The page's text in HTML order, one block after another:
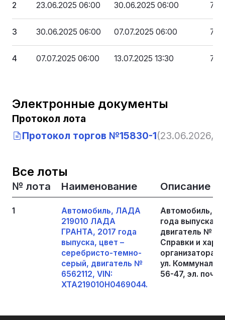
2 23.06.2025 06:00 30.06.2025 06:00
3 30.06.2025 06:00 07.07.2025 06:00
4 07.07.2025 06:00 13.07.2025 13:30
Электронные документы
Протокол лота
Протокол торгов №15830-1(23.06.2026,
Все лоты
№ лота Наименование Описание
1
Автомобиль, ЛАДА
219010 ЛАДА
ГРАНТА, 2017 года
выпуска, цвет –
серебристо-темно-
серый, двигатель №
6562112, VIN:
XTA219010H0469044.
Автомобиль,
года выпуска,
двигатель №
Справки и
организатора
ул.
56-47, эл.